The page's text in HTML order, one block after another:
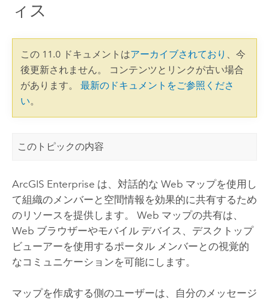
ィス
この 11.0 ドキュメントはアーカイブされており
、今
後更新されません。 コンテンツとリンクが古い場合
があります。 最新のドキュメントをご参照くださ
い。
このトピックの内容
ArcGIS Enterprise は、対話的な Web マップを使用し
て組織のメンバーと空間情報を効果的に共有するため
のリソースを提供します。 Web マップの共有は、
Web ブラウザーやモバイル デバイス、デスクトップ
ビューアーを使用するポータル メンバーとの視覚的
なコミュニケーションを可能にします。
マップを作成する側のユーザーは、自分のメッセージ